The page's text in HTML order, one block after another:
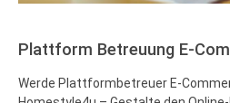
Plattform Betreuung E-
Werde Plattformbetreuer E-